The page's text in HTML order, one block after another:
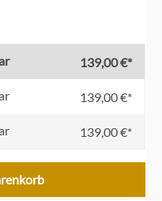
139,00 €*
139,00 €*
139,00 €*